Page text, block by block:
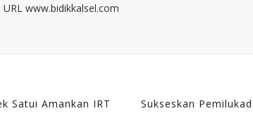
www.bidikkalsel.com
Satui Amankan IRT
Sukseskan